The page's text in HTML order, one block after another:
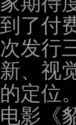
了付
发行
、视
定位
影《